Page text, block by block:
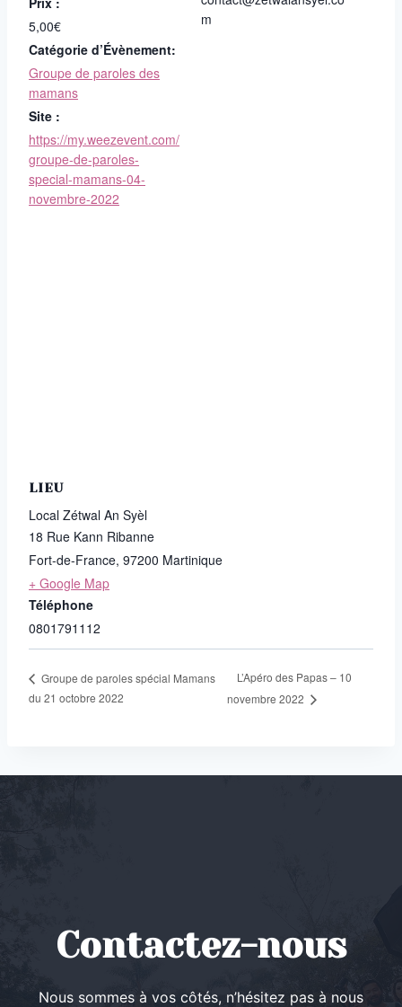
5,00€
Catégorie d’Évènement:
Groupe de paroles des
mamans
Site :
https://my.weezevent.com/
groupe-de-paroles-
special-mamans-04-
novembre-2022
m
LIEU
Local Zétwal An Syèl
18 Rue Kann Ribanne
Fort-de-France, 97200 Martinique
+ Google Map
Téléphone
0801791112
Groupe de paroles spécial Mamans
du 21 octobre 2022
L’Apéro des Papas – 10
novembre 2022
Contactez-nous
Nous sommes à vos côtés, n’hésitez pas à nous